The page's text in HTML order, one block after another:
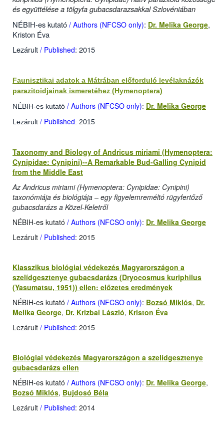
és együttélése a tölgyfa gubacsdarazsakkal Szlovéniában
NÉBIH-es kutató / Authors (NFCSO only): Dr. Melika George,
Kriston Éva
Lezárult / Published: 2015
Faunisztikai adatok a Mátrában előforduló levélaknázók
parazitoidjainak ismeretéhez (Hymenoptera)
NÉBIH-es kutató / Authors (NFCSO only): Dr. Melika George
Lezárult / Published: 2015
Taxonomy and Biology of Andricus miriami (Hymenoptera:
Cynipidae: Cynipini)--A Remarkable Bud-Galling Cynipid
from the Middle East
Az Andricus miriami (Hymenoptera: Cynipidae: Cynipini)
taxonómiája és biológiája – egy figyelemreméltó rügyfertőző
gubacsdarázs a Közel-Keletről
NÉBIH-es kutató / Authors (NFCSO only): Dr. Melika George
Lezárult / Published: 2015
Klasszikus biológiai védekezés Magyarországon a
szelídgesztenye gubacsdarázs (Dryocosmus kuriphilus
(Yasumatsu, 1951)) ellen: előzetes eredmények
NÉBIH-es kutató / Authors (NFCSO only): Bozsó Miklós, Dr.
Melika George, Dr. Krizbai László, Kriston Éva
Lezárult / Published: 2015
Biológiai védekezés Magyarországon a szelídgesztenye
gubacsdarázs ellen
NÉBIH-es kutató / Authors (NFCSO only): Dr. Melika George,
Bozsó Miklós, Bujdosó Béla
Lezárult / Published: 2014